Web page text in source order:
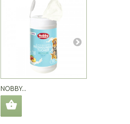
NOBBY...